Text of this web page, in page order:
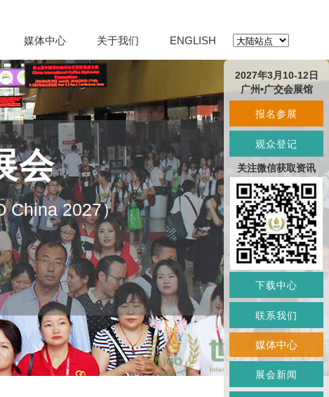
媒体中心 关于我们 ENGLISH
会
China 2027）
2027年3月10-12日
广州•广交会展馆
报名参展
观众登记
关注微信获取资讯
下载中心
联系我们
媒体中心
展会新闻